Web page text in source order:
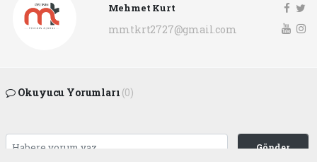
Mehmet Kurt
mmtkrt2727@gmail.com
Okuyucu Yorumları (0)
Gönder